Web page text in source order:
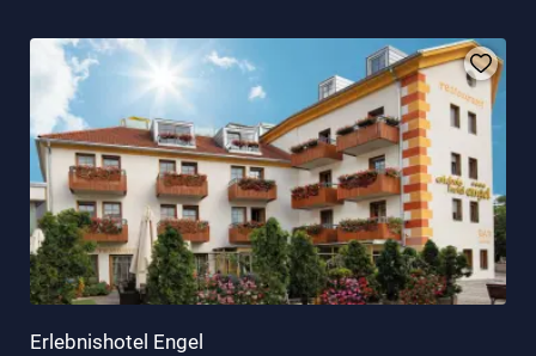
Erlebnishotel Engel